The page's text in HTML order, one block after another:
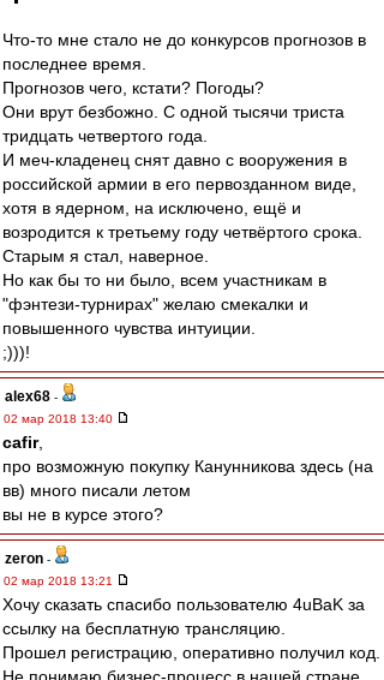
Что-то мне стало не до конкурсов прогнозов в
последнее время.
Прогнозов чего, кстати? Погоды?
Они врут безбожно. С одной тысячи триста
тридцать четвертого года.
И меч-кладенец снят давно с вооружения в
российской армии в его первозданном виде,
хотя в ядерном, на исключено, ещё и
возродится к третьему году четвёртого срока.
Старым я стал, наверное.
Но как бы то ни было, всем участникам в
"фэнтези-турнирах" желаю смекалки и
повышенного чувства интуиции.
;)))!
alex68 -
02 мар 2018 13:40
cafir,
про возможную покупку Канунникова здесь (на
вв) много писали летом
вы не в курсе этого?
zeron -
02 мар 2018 13:21
Хочу сказать спасибо пользователю 4uBaK за
ссылку на бесплатную трансляцию.
Прошел регистрацию, оперативно получил код.